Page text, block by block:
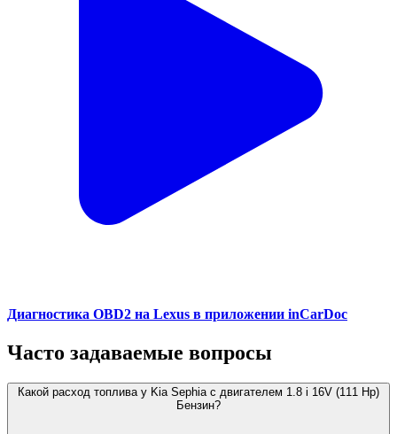
Диагностика OBD2 на Lexus в приложении inCarDoc
Часто задаваемые вопросы
Какой расход топлива у Kia Sephia с двигателем 1.8 i 16V (111 Hp)
Бензин?